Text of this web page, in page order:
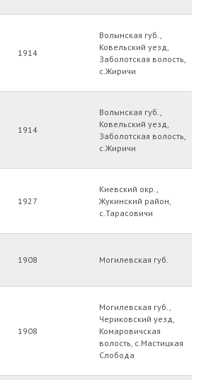
1914
Волынская губ.,
Ковельский уезд,
Заболотская волость,
с.Жиричи
1914
Волынская губ.,
Ковельский уезд,
Заболотская волость,
с.Жиричи
1927
Киевский окр.,
Жукинский район,
с.Тарасовичи
1908 Могилевская губ.
1908
Могилевская губ.,
Чериковский уезд,
Комаровичская
волость, с.Мастицкая
Слобода